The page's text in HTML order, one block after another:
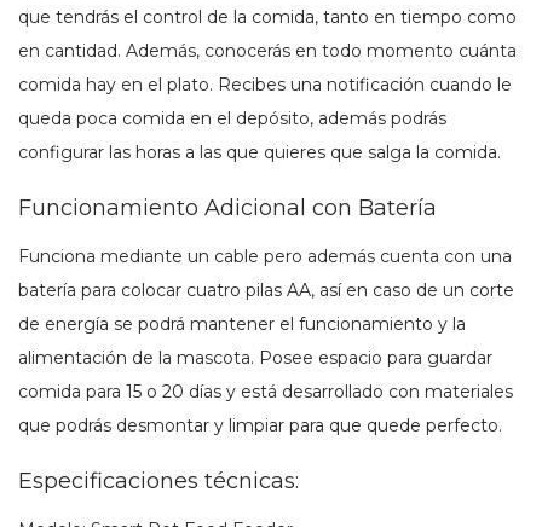
que tendrás el control de la comida, tanto en tiempo como
en cantidad. Además, conocerás en todo momento cuánta
comida hay en el plato. Recibes una notificación cuando le
queda poca comida en el depósito, además podrás
configurar las horas a las que quieres que salga la comida.
Funcionamiento Adicional con Batería
Funciona mediante un cable pero además cuenta con una
batería para colocar cuatro pilas AA, así en caso de un corte
de energía se podrá mantener el funcionamiento y la
alimentación de la mascota. Posee espacio para guardar
comida para 15 o 20 días y está desarrollado con materiales
que podrás desmontar y limpiar para que quede perfecto.
Especificaciones técnicas: